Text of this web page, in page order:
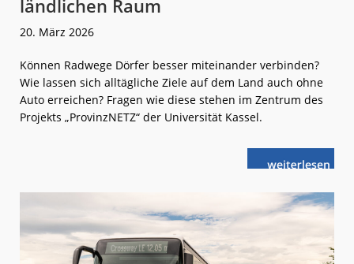
ländlichen Raum
20. März 2026
Können Radwege Dörfer besser miteinander verbinden?
Wie lassen sich alltägliche Ziele auf dem Land auch ohne
Auto erreichen? Fragen wie diese stehen im Zentrum des
Projekts „ProvinzNETZ“ der Universität Kassel.
weiterlese
nProvinzNETZ:
im
ländlichen
Raum